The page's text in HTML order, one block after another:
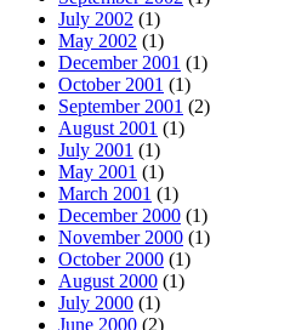
July 2002 (1)
May 2002 (1)
December 2001 (1)
October 2001 (1)
September 2001 (2)
August 2001 (1)
July 2001 (1)
May 2001 (1)
March 2001 (1)
December 2000 (1)
November 2000 (1)
October 2000 (1)
August 2000 (1)
July 2000 (1)
June 2000 (2)